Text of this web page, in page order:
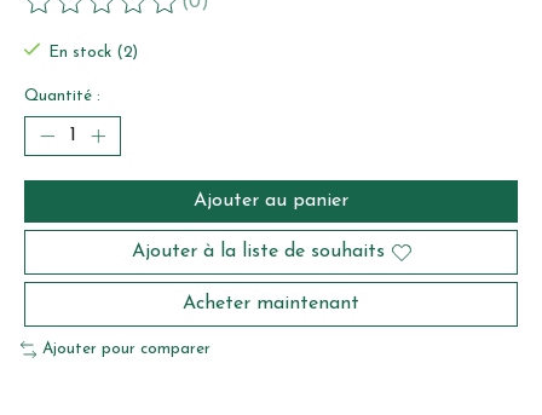
Ce produit est évalué à
En stock (2)
Quantité :
Ajouter au panier
Ajouter à la liste de souhaits
Acheter maintenant
Ajouter pour comparer